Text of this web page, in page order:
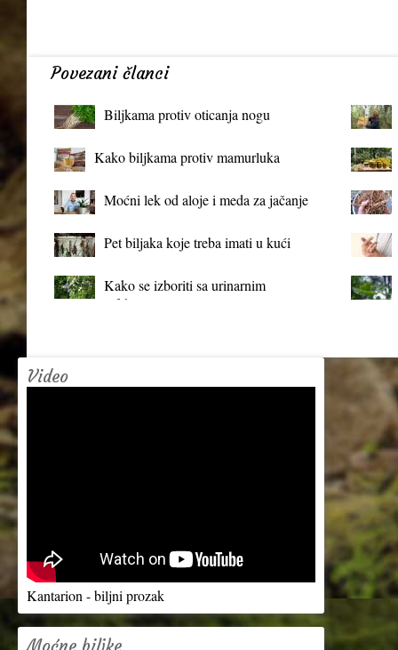
Povezani članci
Biljkama protiv oticanja nogu
Kako biljkama protiv mamurluka
Moćni lek od aloje i meda za jačanje
Pet biljaka koje treba imati u kući
Kako se izboriti sa urinarnim
infekcijama?
Video
Kantarion - biljni prozak